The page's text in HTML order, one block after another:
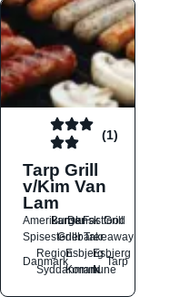
(1)
Tarp Grill
v/Kim Van
Lam
Amerikansk
BurgerDanskFastfood
Grill
SpisestederGrillbarerTakeaway
Danmark
Region
Syddanmark
Esbjerg
Kommune
Esbjerg
N
Tarp